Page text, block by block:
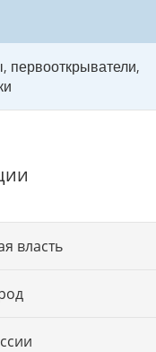
первооткрыватели,
власть